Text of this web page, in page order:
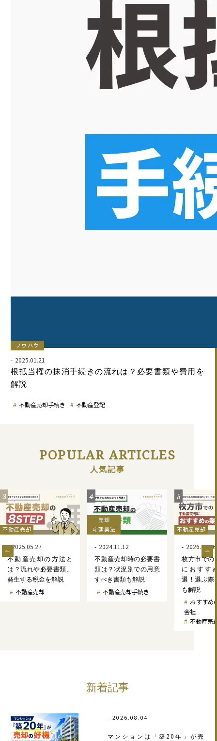
ノウハウ
2025.01.21
根抵当権の抹消手続きの流れは？必要書類や費用を
解説
不動産売却手続き 不動産登記
POPULAR ARTICLES
人気記事
3
不動産売却
2025.05.27
不動産売却の方法と
は？流れや必要書類、
発生する税金を解説
不動産売却
4
売却
宅建業法
2024.11.12
不動産売却時の必要書
類は？状況別での用意
すべき書類も解説
不動産売却手続き
5
不動産売却
2026.02.26
枚方市での
におすす
選！選ぶ際
も解説
おすすめ
会社
不動産売
新着記事
2026.08.04
マンションは「築20年」が売